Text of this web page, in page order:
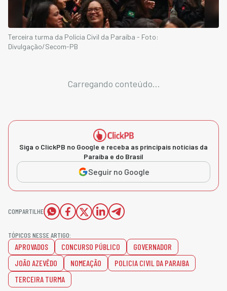
Terceira turma da Polícia Civil da Paraíba - Foto:
Divulgação/Secom-PB
Carregando conteúdo...
Siga o ClickPB no Google e receba as principais notícias da
Paraíba e do Brasil
Seguir no Google
COMPARTILHE
TÓPICOS NESSE ARTIGO:
APROVADOS CONCURSO PÚBLICO
GOVERNADOR
JOÃO AZEVÊDO
NOMEAÇÃO
POLICIA CIVIL DA PARAIBA
TERCEIRA TURMA